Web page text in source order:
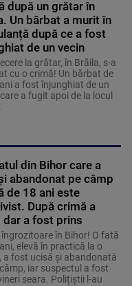
după un grătar în
Un bărbat a murit în
după ce a fost
de un vecin
la grătar, în Brăila, s-a
cu o crimă! Un bărbat de
a fost înjunghiat de un
a fugit apoi de la locul
din Bihor care a
abandonat pe câmp
de 18 ani este
După crimă a
dar a fost prins
îngrozitoare în Bihor! O fată
elevă în practică la o
a fost ucisă și abandonată
iar suspectul a fost
seara. Polițiștii l-au